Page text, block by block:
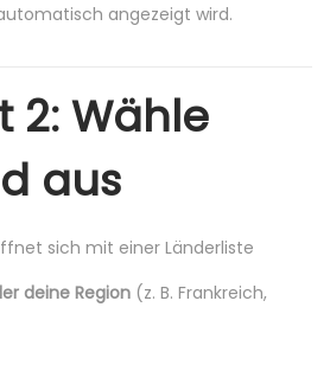
angezeigt wird.
2: Wähle
aus
sich mit einer Länderliste
deine Region (z. B. Frankreich,